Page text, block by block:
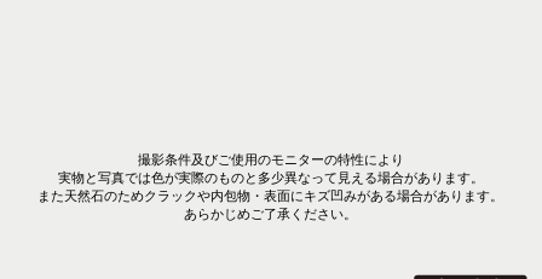
撮影条件及びご使用のモニターの特性により
実物と写真では色が実際のものと多少異なって見える場合があります。
また天然石のためクラックや内包物・表面にキズ凹みがある場合があります。
あらかじめご了承ください。